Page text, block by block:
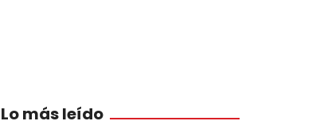
Lo más leído